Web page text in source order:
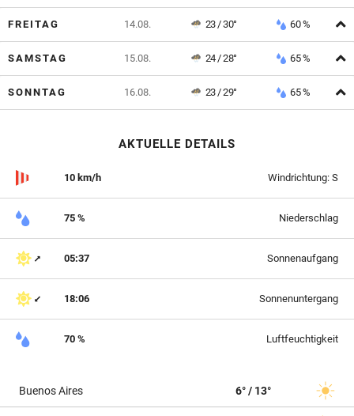
FREITAG 14.08. 23 / 30° 60 %
SAMSTAG 15.08. 24 / 28° 65 %
SONNTAG 16.08. 23 / 29° 65 %
AKTUELLE DETAILS
10 km/h Windrichtung: S
75 % Niederschlag
05:37 Sonnenaufgang
18:06 Sonnenuntergang
70 % Luftfeuchtigkeit
Buenos Aires 6° / 13°